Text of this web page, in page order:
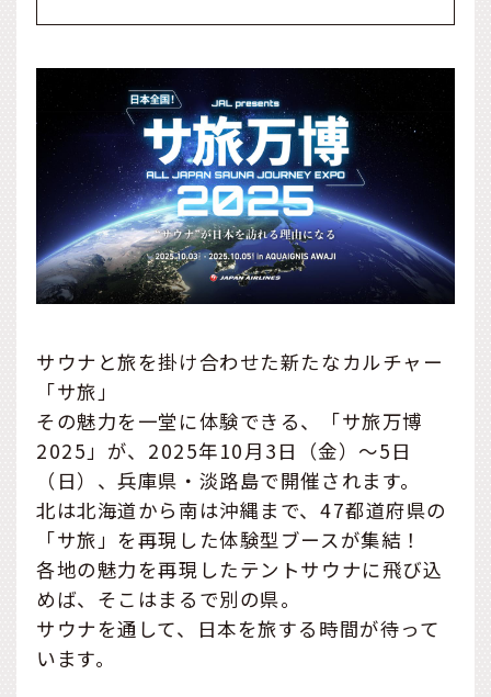
サウナと旅を掛け合わせた新たなカルチャー
「サ旅」
その魅力を一堂に体験できる、「サ旅万博
2025」が、2025年10月3日（金）〜5日
（日）、兵庫県・淡路島で開催されます。
北は北海道から南は沖縄まで、47都道府県の
「サ旅」を再現した体験型ブースが集結！
各地の魅力を再現したテントサウナに飛び込
めば、そこはまるで別の県。
サウナを通して、日本を旅する時間が待って
います。